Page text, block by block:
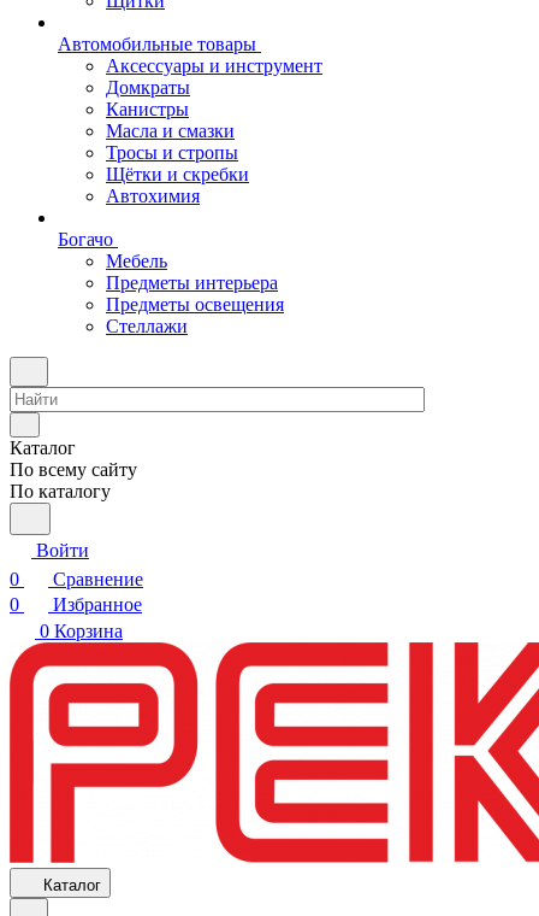
Автомобильные товары
Аксессуары и инструмент
Домкраты
Канистры
Масла и смазки
Тросы и стропы
Щётки и скребки
Автохимия
Богачо
Мебель
Предметы интерьера
Предметы освещения
Стеллажи
Каталог
По всему сайту
По каталогу
Войти
0
Сравнение
0
Избранное
0 Корзина
Каталог